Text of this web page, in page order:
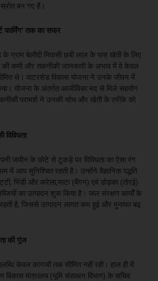
बन गए हैं।
फार्मिंग' तक का सफर
ग्राम बेलौदी निवासी छबी लाल के पास खेती के लिए
की कमी और तकनीकी जानकारी के अभाव में वे केवल
थे। वाटरशेड विकास योजना ने उनके जीवन में
योजना के अंतर्गत आजीविका मद से मिले सहयोग
परामर्श ने उनकी सोच और खेती के तरीके को
जमीन के छोटे से टुकड़े पर विविधता का ऐसा रंग
में आय सुनिश्चित रहती है। उन्होंने वैज्ञानिक पद्धति
भिंडी और करेला,​भाटा (बैंगन) एवं डोड़का (तोरई)
का उत्पादन शुरू किया है। जल संरक्षण कार्यों के
है, जिससे उत्पादन लागत कम हुई और मुनाफा बढ़
की गूंज
केवल कागजों तक सीमित नहीं रही। हाल ही में
विकास मंत्रालय (भूमि संसाधन विभाग) के सचिव